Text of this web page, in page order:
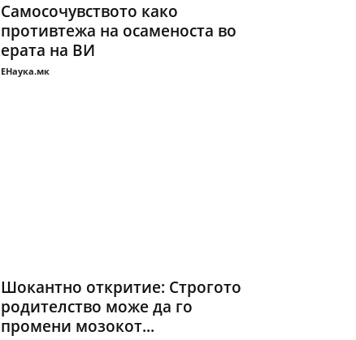
Самосочувството како
противтежа на осаменоста во
ерата на ВИ
ЕНаука.мк
Шокантно откритие: Строгото
родителство може да го
промени мозокот...